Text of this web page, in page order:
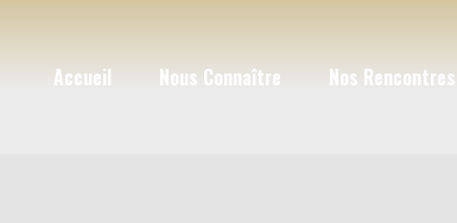
Accueil Nous Connaître Nos Rencontres